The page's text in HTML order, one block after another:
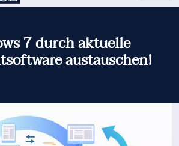
7 durch aktuelle
austauschen!